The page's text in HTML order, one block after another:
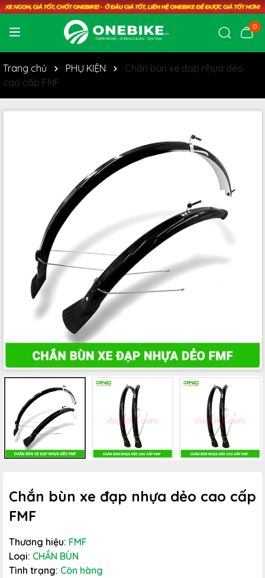
0
Trang chủ PHỤ KIỆN
Chắn bùn xe đạp nhựa dẻo
cao cấp FMF
Chắn bùn xe đạp nhựa dẻo cao cấp
FMF
Thương hiệu: FMF
Loại: CHẮN BÙN
Tình trạng: Còn hàng